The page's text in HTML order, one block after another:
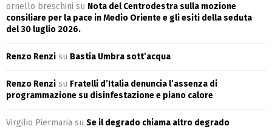
ornello breschini su Nota del Centrodestra sulla mozione
consiliare per la pace in Medio Oriente e gli esiti della seduta
del 30 luglio 2026.
Renzo Renzi su Bastia Umbra sott’acqua
Renzo Renzi su Fratelli d’Italia denuncia l’assenza di
programmazione su disinfestazione e piano calore
Virgilio Piermaria su Se il degrado chiama altro degrado